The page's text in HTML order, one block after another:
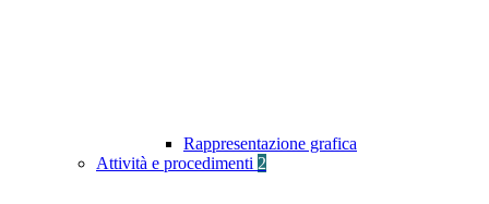
Rappresentazione grafica
Attività e procedimenti 2